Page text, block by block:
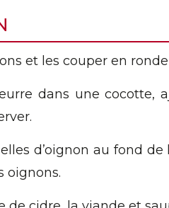
et les couper en
dans une cocotte,
d’oignon au fond
oignons.